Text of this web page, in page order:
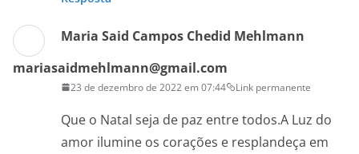
Maria Said Campos Chedid Mehlmann
mariasaidmehlmann@gmail.com
23 de dezembro de 2022 em 07:44 Link permanente
Que o Natal seja de paz entre todos.A Luz do
amor ilumine os corações e resplandeça em